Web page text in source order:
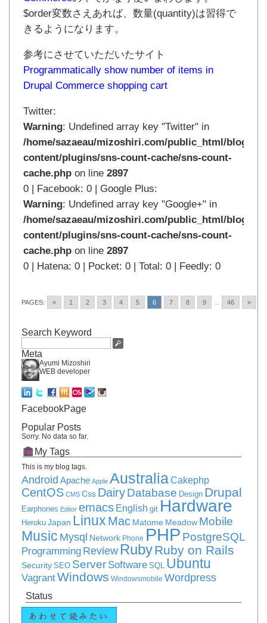
$order変数さえあれば、数量(quantity)は習得で
きるようになります。
参考にさせていただいたサイト
Programmatically show number of items in
Drupal Commerce shopping cart
Twitter:
Warning: Undefined array key "Twitter" in
/home/sazaeau/mizoshiri.com/public_html/
content/plugins/sns-count-cache/sns-count-
cache.php on line 2897
0 | Facebook: 0 | Google Plus:
Warning: Undefined array key "Google+" in
/home/sazaeau/mizoshiri.com/public_html/
content/plugins/sns-count-cache/sns-count-
cache.php on line 2897
0 | Hatena: 0 | Pocket: 0 | Total: 0 | Feedly: 0
PAGES: « 1 2 3 4 5 6 7 8 9 46 »
Search Keyword
Meta
Ayumi Mizoshiri
WEB developer
FacebookPage
Popular Posts
Sorry. No data so far.
My Tags
This is my blog tags.
Android Apache Apple AustraliaCakephp
CentOS CMS Css DairyDatabase Design Drupal
Earphones Editor emacs English git Hardware
Heroku Japan Linux Mac Matome Meadow Mobile
Music Mysql Network Phone PHP PostgreSQL
Programming Review RubyRuby on Rails
Security SEO Server Software SQL Ubuntu
VagrantWindows Windowsmobile Wordpress
Status